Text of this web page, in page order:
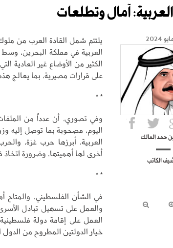
آمال وتطلعات
حمد المالك
الكاتب
يلتئم شمل القادة العرب من
العربية في مملكة البحرين،
الكثير من الأوضاع غير العادية
على قرارات مصيرية، بما يعالج هذه
* *
وفي تصوري، أن عدداً من
اليوم، مصحوبة بما توصل إليه
العربية، أبرزها حرب غزة،
أخرى لها أهميتها، وضرورة اتخاذ
* *
في الشأن الفلسطيني، والمتاح
والعمل على تسهيل تبادل
خيار الدولتين المطروح من الدول